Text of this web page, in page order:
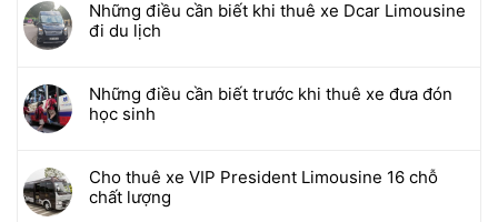
Những điều cần biết khi thuê xe Dcar Limousine
đi du lịch
Những điều cần biết trước khi thuê xe đưa đón
học sinh
Cho thuê xe VIP President Limousine 16 chỗ
chất lượng